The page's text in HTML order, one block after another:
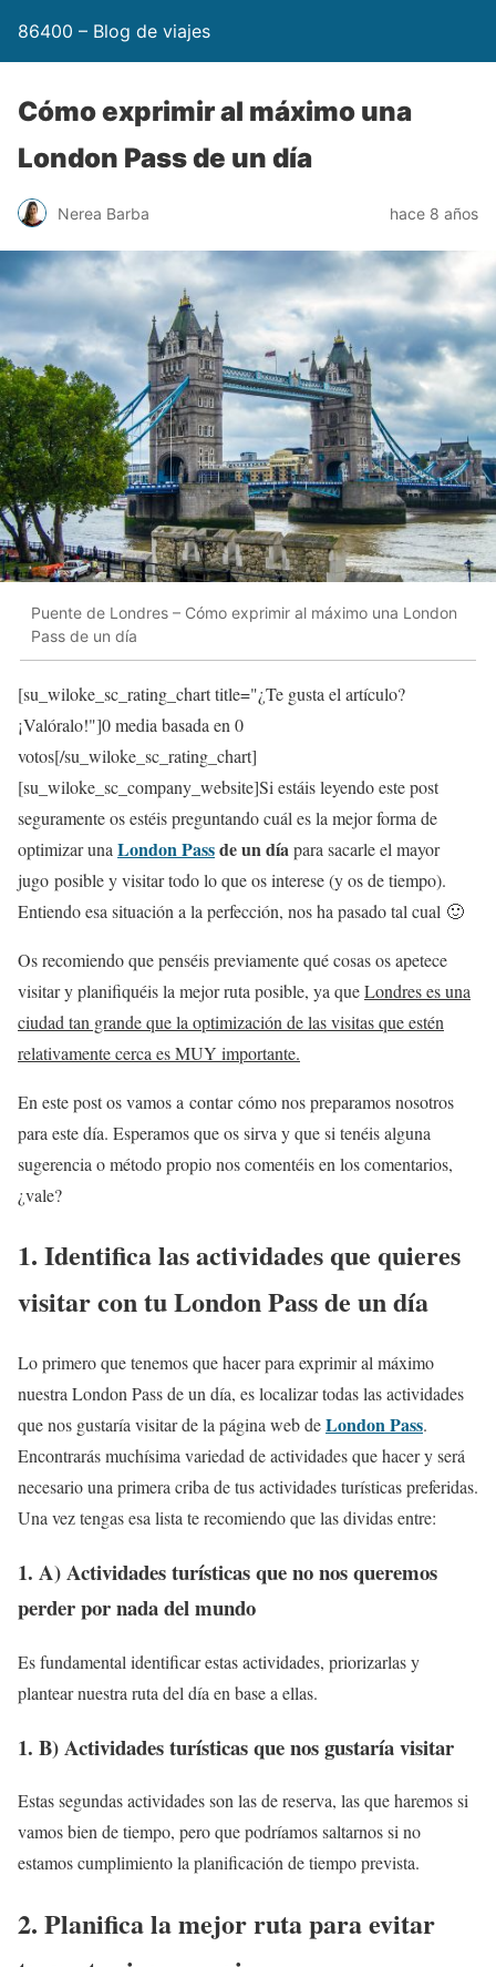
86400 – Blog de viajes
Cómo exprimir al máximo una
London Pass de un día
Nerea Barba hace 8 años
Puente de Londres – Cómo exprimir al máximo una London
Pass de un día
[su_wiloke_sc_rating_chart title="¿Te gusta el artículo?
¡Valóralo!"]0media basada en 0
votos[/su_wiloke_sc_rating_chart]
[su_wiloke_sc_company_website]Si estáis leyendo este post
seguramente os estéis preguntando cuál es la mejor forma de
optimizar una London Passde un día para sacarle el mayor
jugo posible y visitar todo lo que os interese (y os de tiempo).
Entiendo esa situación a la perfección, nos ha pasado tal cual 🙂
Os recomiendo que penséis previamente qué cosas os apetece
visitar y planifiquéis la mejor ruta posible, ya queLondres es una
ciudad tan grande que la optimización de las visitas que estén
relativamente cerca es MUY importante.
En este post os vamos a contar cómo nos preparamos nosotros
para este día. Esperamos que os sirva y que si tenéis alguna
sugerencia o método propio nos comentéis en los comentarios,
¿vale?
1. Identifica las actividades que quieres
visitar con tu London Pass de un día
Lo primero que tenemos que hacer para exprimir al máximo
nuestra London Pass de un día, es localizar todas las actividades
que nos gustaría visitar de la página web deLondon Pass.
Encontrarás muchísima variedad de actividades que hacer y será
necesario una primera criba de tus actividades turísticas preferidas.
Una vez tengas esa lista te recomiendo que las dividas entre:
1. A) Actividades turísticas que no nos queremos
perder por nada del mundo
Es fundamental identificar estas actividades, priorizarlas y
plantear nuestra ruta del día en base a ellas.
1. B) Actividades turísticas que nos gustaría visitar
Estas segundas actividades son las de reserva, las que haremos si
vamos bien de tiempo, pero que podríamos saltarnos si no
estamos cumplimiento la planificación de tiempo prevista.
2. Planifica la mejor ruta para evitar